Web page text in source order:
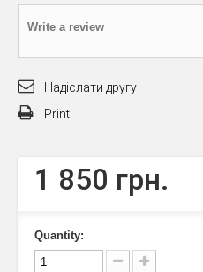
Write a review
Надіслати другу
Print
1 850 грн.
Quantity: